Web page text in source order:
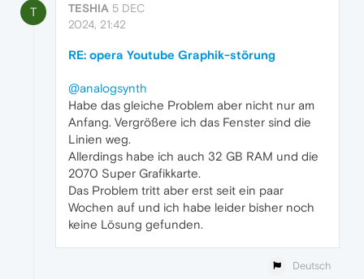
T TESHIA 5 DEC
2024, 21:42
RE: opera Youtube Graphik-störung
@analogsynth
Habe das gleiche Problem aber nicht nur am
Anfang. Vergrößere ich das Fenster sind die
Linien weg.
Allerdings habe ich auch 32 GB RAM und die
2070 Super Grafikkarte.
Das Problem tritt aber erst seit ein paar
Wochen auf und ich habe leider bisher noch
keine Lösung gefunden.
Deutsch